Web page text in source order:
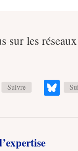
sur les
Suivre